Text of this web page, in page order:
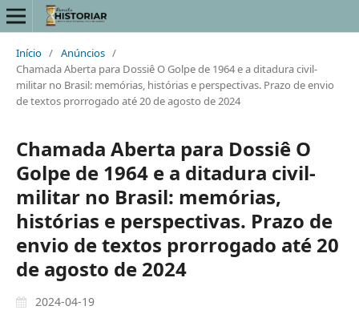
Início / Anúncios /
Chamada Aberta para Dossiê O Golpe de 1964 e a ditadura civil-
militar no Brasil: memórias, histórias e perspectivas. Prazo de envio
de textos prorrogado até 20 de agosto de 2024
Chamada Aberta para Dossiê O
Golpe de 1964 e a ditadura civil-
militar no Brasil: memórias,
histórias e perspectivas. Prazo de
envio de textos prorrogado até 20
de agosto de 2024
2024-04-19